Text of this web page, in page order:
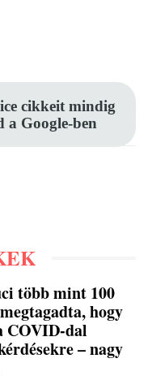
cikkeit mindig
a Google-ben
több mint 100
hogy
COVID-dal
– nagy